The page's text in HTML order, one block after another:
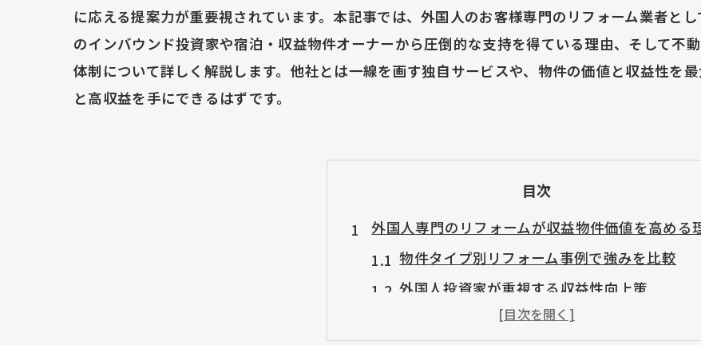
内装塗装
に応える提案力が重要視されています。本記事では、外国人のお客様専門のリフォーム業者と
のインバウンド投資家や宿泊・収益物件オーナーから圧倒的な支持を得ている理由、そして不
体制について詳しく解説します。他社とは一線を画す独自サービスや、物件の価値と収益性を
と高収益を手にできるはずです。
目次
外国人専門のリフォームが収益物件価値を高める
物件タイプ別リフォーム事例で強みを比較
外国人投資家が重視する収益性向上策
内装外壁リフォームで物件価値を最大化